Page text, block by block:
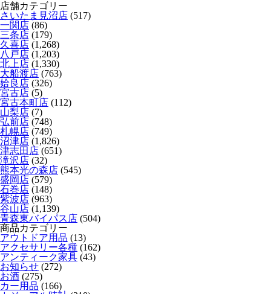
店舗カテゴリー
さいたま見沼店 (517)
一関店 (86)
三条店 (179)
久喜店 (1,268)
八戸店 (1,203)
北上店 (1,330)
大船渡店 (763)
姶良店 (326)
宮古店 (5)
宮古本町店 (112)
山梨店 (7)
弘前店 (748)
札幌店 (749)
沼津店 (1,826)
津志田店 (651)
滝沢店 (32)
熊本光の森店 (545)
盛岡店 (579)
石巻店 (148)
紫波店 (963)
谷山店 (1,139)
青森東バイパス店 (504)
商品カテゴリー
アウトドア用品 (13)
アクセサリー各種 (162)
アンティーク家具 (43)
お知らせ (272)
お酒 (275)
カー用品 (166)